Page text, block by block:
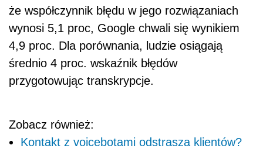
że współczynnik błędu w jego rozwiązaniach
wynosi 5,1 proc, Google chwali się wynikiem
4,9 proc. Dla porównania, ludzie osiągają
średnio 4 proc. wskaźnik błędów
przygotowując transkrypcje.
Zobacz również:
Kontakt z voicebotami odstrasza klientów?